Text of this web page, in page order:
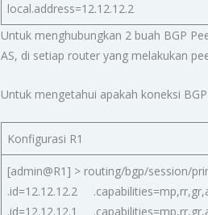
local.address=12.12.12.2
Untuk menghubungkan 2 buah BGP
AS, di setiap router yang melakukan
Untuk mengetahui apakah koneksi
Konfigurasi R1
[admin@R1] > routing/bgp/session/
.id=12.12.12.2
.id=12.12.12.1